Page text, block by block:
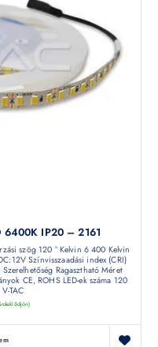
6400K IP20 – 2161
szög 120 ° Kelvin 6 400 Kelvin
Színvisszaadási index (CRI)
Ragasztható Méret
CE, ROHS LED-ek száma 120
TAC